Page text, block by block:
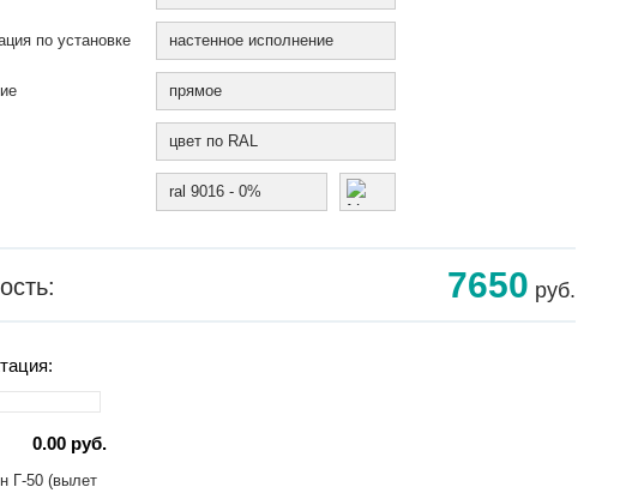
по установке настенное исполнение
прямое
цвет по RAL
ral 9016 - 0%
7650 руб.
0.00 руб.
Г-50 (вылет